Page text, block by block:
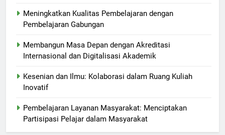
Meningkatkan Kualitas Pembelajaran dengan
Pembelajaran Gabungan
Membangun Masa Depan dengan Akreditasi
Internasional dan Digitalisasi Akademik
Kesenian dan Ilmu: Kolaborasi dalam Ruang Kuliah
Inovatif
Pembelajaran Layanan Masyarakat: Menciptakan
Partisipasi Pelajar dalam Masyarakat